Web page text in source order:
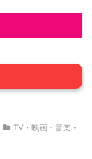
TV・映画・音楽・